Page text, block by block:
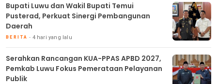
Bupati Luwu dan Wakil Bupati Temui
Pusterad, Perkuat Sinergi Pembangunan
Daerah
BERITA 4 hari yang lalu
Serahkan Rancangan KUA-PPAS APBD 2027,
Pemkab Luwu Fokus Pemerataan Pelayanan
Publik